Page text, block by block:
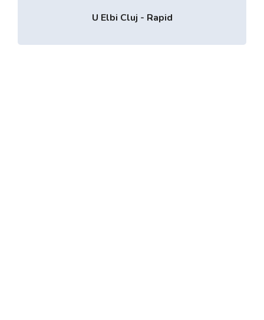
U Elbi Cluj - Rapid